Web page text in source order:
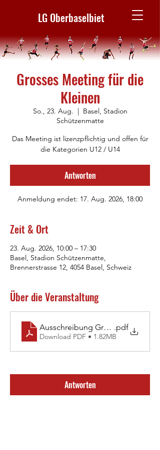
LG Oberbaselbiet
Grosses Meeting für die
Kleinen
So., 23. Aug.
  |
Basel, Stadion
Schützenmatte
Das Meeting ist lizenzpflichtig und offen für
die Kategorien U12 / U14
Antworten
Anmeldung endet: 17. Aug. 2026, 18:00
Zeit & Ort
23. Aug. 2026, 10:00 – 17:30
Basel, Stadion Schützenmatte,
Brennerstrasse 12, 4054 Basel, Schweiz
Über die Veranstaltung
Ausschreibung Grosses Meeting
.pdf
Download PDF • 1.82MB
Antworten